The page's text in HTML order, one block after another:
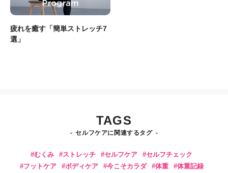
疲れを癒す「簡単ストレッチ7
選」
TAGS
セルフケアに関連するタグ
むくみ ストレッチ セルフケア
セルフチェック
フットケア
ボディケア 今こそカラダ 体重
体重記録